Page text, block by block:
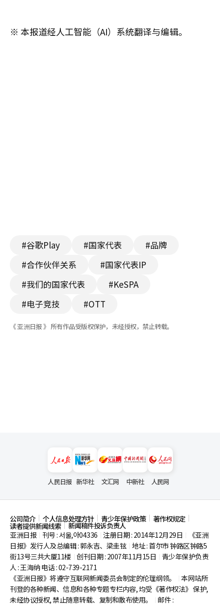
※ 本报道经人工智能（AI）系统翻译与编辑。
#谷歌Play #国家代表
#品牌
#合作伙伴关系
#国家代表IP
#我们的国家代表
#KeSPA
#电子竞技
#OTT
《 亚洲日报 》 所有作品受版权保护，未经授权，禁止转载。
人民日报 新华社 文汇网 中新社 人民网
公司简介 个人信息处理方针 青少年保护政策 著作权规定
读者提供新闻线索
新闻稿件投诉负责人
亚洲日报
刊号 : 서울,아04336 注册日期 : 2014年12月29日
《亚洲
日报》发行人及总编辑 : 郭永吉、梁圭铉 地址 : 首尔市钟路区钟路5
街13号三共大厦11楼 创刊日期 : 2007年11月15日
青少年保护负责
人 : 王海纳 电话 : 02-739-2171
《亚洲日报》将遵守互联网新闻委员会制定的伦理纲领。
本网站所
刊登的各种新闻、信息和各种专题专栏内容, 均受《著作权法》 保护,
未经协议授权, 禁止随意转载、复制和散布使用。
邮件 :